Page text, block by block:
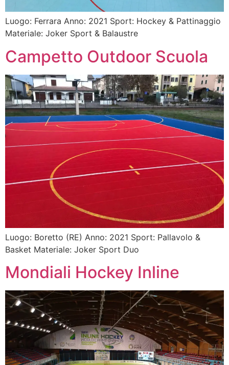
Luogo: Ferrara Anno: 2021 Sport: Hockey & Pattinaggio
Materiale: Joker Sport & Balaustre
Campetto Outdoor Scuola
Luogo: Boretto (RE) Anno: 2021 Sport: Pallavolo &
Basket Materiale: Joker Sport Duo
Mondiali Hockey Inline